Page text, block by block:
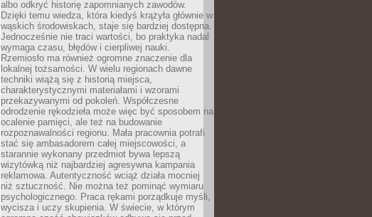
albo odkryć historię zapomnianych zawodów.
Dzięki temu wiedza, która kiedyś krążyła głównie w
wąskich środowiskach, staje się bardziej dostępna.
Jednocześnie nie traci wartości, bo praktyka nadal
wymaga czasu, błędów i cierpliwej nauki.
Rzemiosło ma również ogromne znaczenie dla
lokalnej tożsamości. W wielu regionach dawne
techniki wiążą się z historią miejsca,
charakterystycznymi materiałami i wzorami
przekazywanymi od pokoleń. Współczesne
odrodzenie rękodzieła może więc być sposobem na
ocalenie pamięci, ale też na budowanie
rozpoznawalności regionu. Mała pracownia potrafi
stać się ambasadorem całej miejscowości, a
starannie wykonany przedmiot bywa lepszą
wizytówką niż najbardziej agresywna kampania
reklamowa. Autentyczność wciąż działa mocniej
niż sztuczność. Nie można też pominąć wymiaru
psychologicznego. Praca rękami porządkuje myśli,
wycisza i uczy skupienia. W świecie, w którym